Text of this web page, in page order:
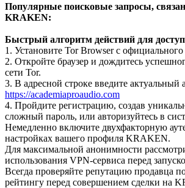
Популярные поисковые запросы,
KRAKEN:
Быстрый алгоритм действий для
1. Установите Tor Browser с официального
2. Откройте браузер и дождитесь
сети Tor.
3. В адресной строке введите
https://academiaproaudio.com
4. Пройдите регистрацию, создав
сложный пароль, или авторизуйтесь в
Немедленно включите двухфакторную
настройках вашего профиля KRAKEN.
Для максимальной анонимности
использования VPN-сервиса перед
Всегда проверяйте репутацию продавца
рейтингу перед совершением сделки на